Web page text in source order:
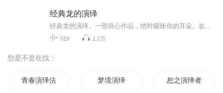
经典龙的演绎
319 1.1万
您是不是在找：
青春演绎法 梦境演绎 恕之演绎者